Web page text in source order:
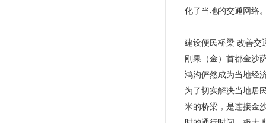
化了当地的交通网络
建设便民桥梁 改善交
刚果（金）首都金沙
鸿沟俨然成为当地经
为了切实解决当地居
米的桥梁，是连接金